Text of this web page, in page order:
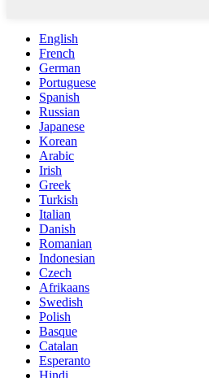
English
French
German
Portuguese
Spanish
Russian
Japanese
Korean
Arabic
Irish
Greek
Turkish
Italian
Danish
Romanian
Indonesian
Czech
Afrikaans
Swedish
Polish
Basque
Catalan
Esperanto